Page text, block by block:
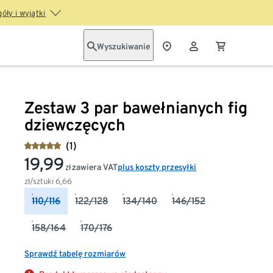
i wyjątki
Wyszukiwanie
Zestaw 3 par bawełnianych fig
dziewczęcych
(1)
19,99 zł
zł/sztuki6,66
zawiera VATplus koszty przesyłki
110/116 122/128 134/140 146/152
158/164 170/176
Sprawdź tabelę rozmiarów